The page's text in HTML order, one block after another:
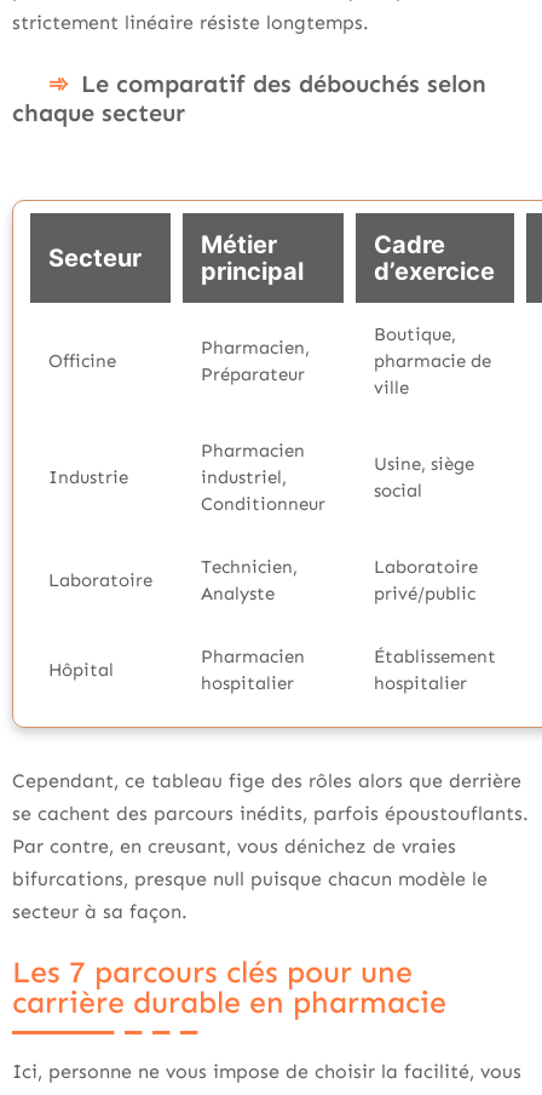
strictement linéaire résiste longtemps.
Le comparatif des débouchés selon
chaque secteur
Secteur
Métier
principal
Cadre
d’exercice
Officine
Pharmacien,
Préparateur
Boutique,
pharmacie de
ville
Industrie
Pharmacien
industriel,
Conditionneur
Usine, siège
social
Laboratoire
Technicien,
Analyste
Laboratoire
privé/public
Hôpital
Pharmacien
hospitalier
Établissement
hospitalier
Cependant, ce tableau fige des rôles alors que derrière
se cachent des parcours inédits, parfois époustouflants.
Par contre, en creusant, vous dénichez de vraies
bifurcations, presque null puisque chacun modèle le
secteur à sa façon.
Les 7 parcours clés pour une
carrière durable en pharmacie
Ici, personne ne vous impose de choisir la facilité, vous